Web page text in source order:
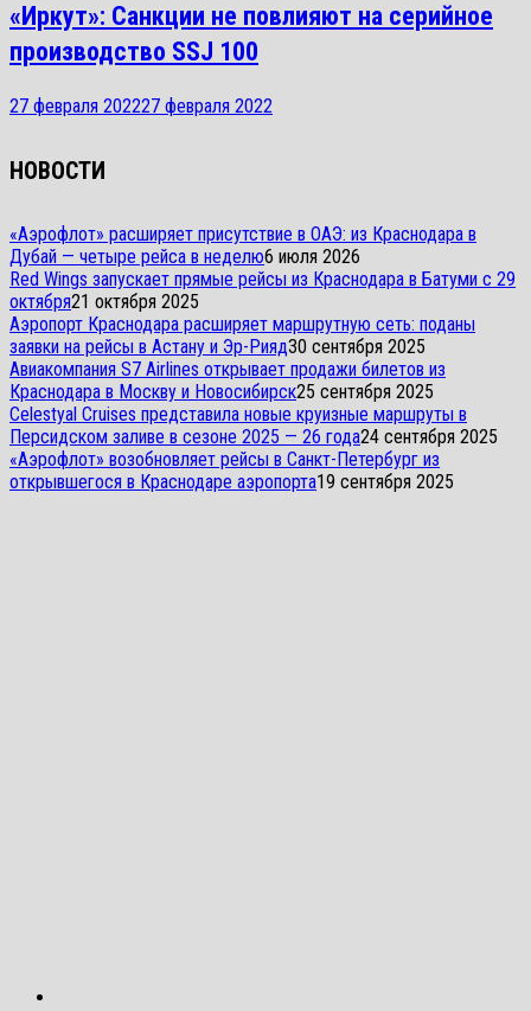
«Иркут»: Санкции не повлияют на серийное
производство SSJ 100
27 февраля 202227 февраля 2022
НОВОСТИ
«Аэрофлот» расширяет присутствие в ОАЭ: из Краснодара в
Дубай — четыре рейса в неделю6 июля 2026
Red Wings запускает прямые рейсы из Краснодара в Батуми с 29
октября21 октября 2025
Аэропорт Краснодара расширяет маршрутную сеть: поданы
заявки на рейсы в Астану и Эр-Рияд30 сентября 2025
Авиакомпания S7 Airlines открывает продажи билетов из
Краснодара в Москву и Новосибирск25 сентября 2025
Celestyal Cruises представила новые круизные маршруты в
Персидском заливе в сезоне 2025 — 26 года24 сентября 2025
«Аэрофлот» возобновляет рейсы в Санкт-Петербург из
открывшегося в Краснодаре аэропорта19 сентября 2025